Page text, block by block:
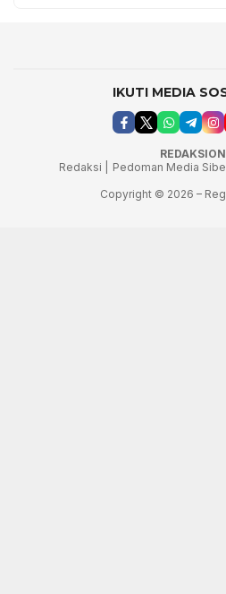
IKUTI MEDIA
Redaksi |
Pedoman Media
Copyright © 2026 –